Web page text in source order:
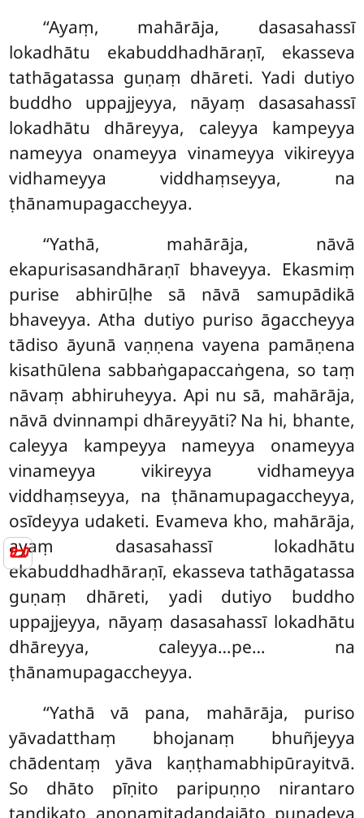
📜
‘‘Ayaṃ, mahārāja, dasasahassī
lokadhātu ekabuddhadhāraṇī, ekasseva
tathāgatassa guṇaṃ dhāreti. Yadi dutiyo
buddho uppajjeyya, nāyaṃ dasasahassī
lokadhātu dhāreyya, caleyya kampeyya
nameyya onameyya vinameyya vikireyya
vidhameyya viddhaṃseyya, na
ṭhānamupagaccheyya.
‘‘Yathā, mahārāja, nāvā
ekapurisasandhāraṇī bhaveyya. Ekasmiṃ
purise abhirūḷhe sā nāvā samupādikā
bhaveyya. Atha dutiyo puriso āgaccheyya
tādiso āyunā vaṇṇena vayena pamāṇena
kisathūlena sabbaṅgapaccaṅgena, so taṃ
nāvaṃ abhiruheyya. Api nu sā, mahārāja,
nāvā dvinnampi dhāreyyāti? Na hi, bhante,
caleyya kampeyya nameyya onameyya
vinameyya vikireyya vidhameyya
viddhaṃseyya, na ṭhānamupagaccheyya,
osīdeyya udaketi. Evameva kho, mahārāja,
ayaṃ dasasahassī lokadhātu
ekabuddhadhāraṇī, ekasseva tathāgatassa
guṇaṃ dhāreti, yadi dutiyo buddho
uppajjeyya, nāyaṃ dasasahassī lokadhātu
dhāreyya, caleyya…pe… na
ṭhānamupagaccheyya.
‘‘Yathā vā pana, mahārāja, puriso
yāvadatthaṃ bhojanaṃ bhuñjeyya
chādentaṃ yāva kaṇṭhamabhipūrayitvā.
So dhāto pīṇito paripuṇṇo nirantaro
tandikato anonamitadaṇḍajāto punadeva